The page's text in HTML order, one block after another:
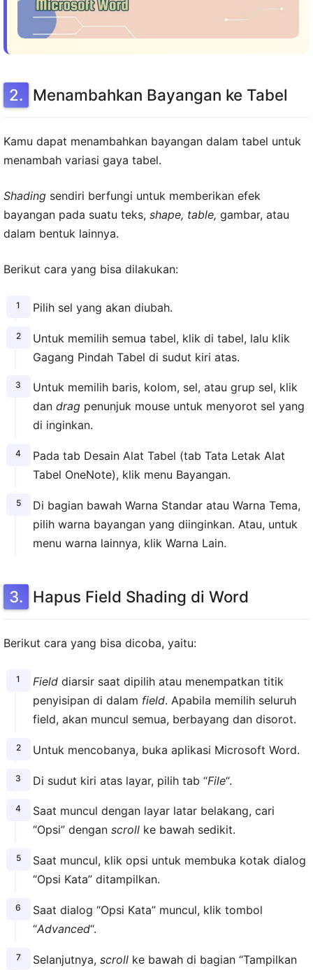
Menambahkan Bayangan ke Tabel
Kamu dapat menambahkan bayangan dalam tabel untuk
menambah variasi gaya tabel.
Shading sendiri berfungi untuk memberikan efek
bayangan pada suatu teks, shape, table, gambar, atau
dalam bentuk lainnya.
Berikut cara yang bisa dilakukan:
Pilih sel yang akan diubah.
Untuk memilih semua tabel, klik di tabel, lalu klik
Gagang Pindah Tabel di sudut kiri atas.
Untuk memilih baris, kolom, sel, atau grup sel, klik
dan dragpenunjuk mouse untuk menyorot sel yang
di inginkan.
Pada tab Desain Alat Tabel (tab Tata Letak Alat
Tabel OneNote), klik menu Bayangan.
Di bagian bawah Warna Standar atau Warna Tema,
pilih warna bayangan yang diinginkan. Atau, untuk
menu warna lainnya, klik Warna Lain.
Hapus Field Shading di Word
Berikut cara yang bisa dicoba, yaitu:
Fielddiarsir saat dipilih atau menempatkan titik
penyisipan di dalam field. Apabila memilih seluruh
field, akan muncul semua, berbayang dan disorot.
Untuk mencobanya, buka aplikasi Microsoft Word.
Di sudut kiri atas layar, pilih tab “File“.
Saat muncul dengan layar latar belakang, cari
“Opsi” dengan scrollke bawah sedikit.
Saat muncul, klik opsi untuk membuka kotak dialog
“Opsi Kata” ditampilkan.
Saat dialog “Opsi Kata” muncul, klik tombol
“Advanced“.
Selanjutnya, scrollke bawah di bagian “Tampilkan